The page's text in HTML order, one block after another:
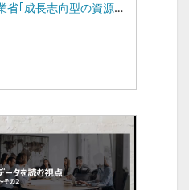
【01－003】経済産業省｢成長志向型の資源自律経済デザイン研究会｣ -データを読む視点vol.3-（2022/11/07）